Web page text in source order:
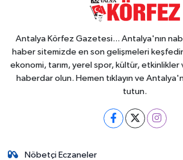
Antalya Körfez Gazetesi... Antalya'nın
haber sitemizde en son gelişmeleri
ekonomi, tarım, yerel spor, kültür, etkinlikler
haberdar olun. Hemen tıklayın ve
tutun.
Nöbetçi Eczaneler